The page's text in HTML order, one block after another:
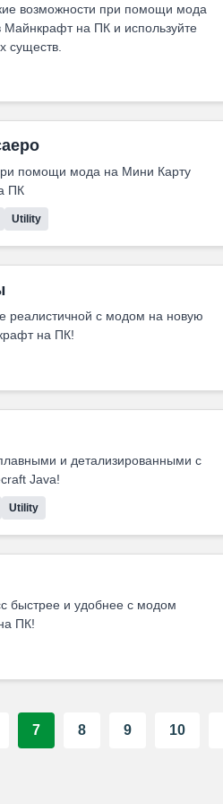
возможности при помощи мода
на ПК и используйте
существ.
помощи мода на Мини Карту
ПК
Utility
реалистичной с модом на новую
на ПК!
и детализированными с
Java!
Utility
быстрее и удобнее с модом
ПК!
7 8 9 10